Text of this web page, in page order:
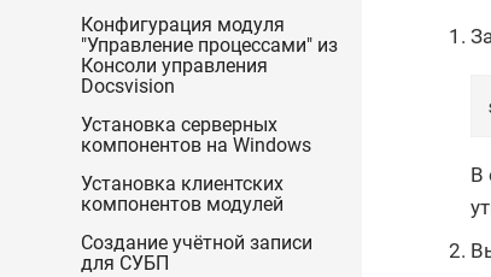
Конфигурация модуля
"Управление процессами" из
Консоли управления
Docsvision
Установка серверных
компонентов на Windows
Установка клиентских
компонентов модулей
Создание учётной записи
для СУБП
В